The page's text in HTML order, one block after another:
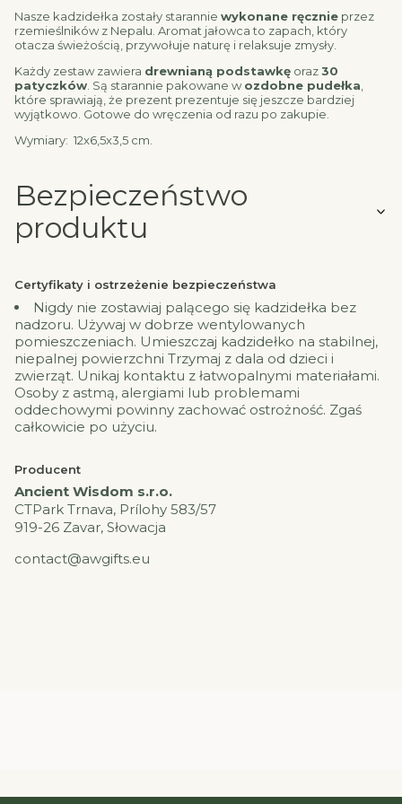
Nasze kadzidełka zostały starannie wykonane ręcznie przez
rzemieślników z Nepalu. Aromat jałowca to zapach, który
otacza świeżością, przywołuje naturę i relaksuje zmysły.
Każdy zestaw zawiera drewnianą podstawkę oraz30
patyczków . Są starannie pakowane wozdobne pudełka
które sprawiają, że prezent prezentuje się jeszcze bardziej
wyjątkowo. Gotowe do wręczenia od razu po zakupie.
Wymiary: 12x6,5x3,5 cm.
Bezpieczeństwo
produktu
Certyfikaty i ostrzeżenie bezpieczeństwa
Nigdy nie zostawiaj palącego się kadzidełka bez
nadzoru. Używaj w dobrze wentylowanych
pomieszczeniach. Umieszczaj kadzidełko na stabilnej,
niepalnej powierzchni Trzymaj z dala od dzieci i
zwierząt. Unikaj kontaktu z łatwopalnymi materiałami.
Osoby z astmą, alergiami lub problemami
oddechowymi powinny zachować ostrożność. Zgaś
całkowicie po użyciu.
Producent
Ancient Wisdom s.r.o.
CTPark Trnava, Prílohy 583/57
919-26 Zavar, Słowacja
contact@awgifts.eu